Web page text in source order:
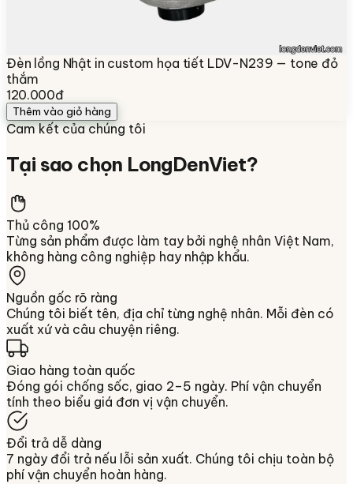
Đèn lồng Nhật in custom họa tiết LDV-N239 — tone đỏ
thắm
120.000đ
Thêm vào giỏ hàng
Cam kết của chúng tôi
Tại sao chọn LongDenViet?
Thủ công 100%
Từng sản phẩm được làm tay bởi nghệ nhân Việt Nam,
không hàng công nghiệp hay nhập khẩu.
Nguồn gốc rõ ràng
Chúng tôi biết tên, địa chỉ từng nghệ nhân. Mỗi đèn có
xuất xứ và câu chuyện riêng.
Giao hàng toàn quốc
Đóng gói chống sốc, giao 2–5 ngày. Phí vận chuyển
tính theo biểu giá đơn vị vận chuyển.
Đổi trả dễ dàng
7 ngày đổi trả nếu lỗi sản xuất. Chúng tôi chịu toàn bộ
phí vận chuyển hoàn hàng.